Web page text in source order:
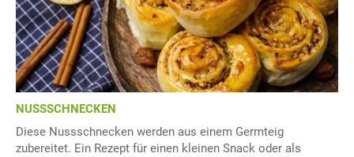
NUSSSCHNECKEN
Diese Nussschnecken werden aus einem Germteig
zubereitet. Ein Rezept für einen kleinen Snack oder als